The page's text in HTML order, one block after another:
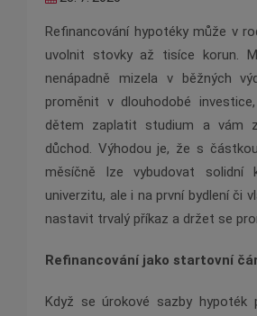
Refinancování hypotéky může v
uvolnit stovky až tisíce korun.
nenápadně mizela v běžných
proměnit v dlouhodobé
dětem zaplatit studium a vám
důchod. Výhodou je, že s
měsíčně lze vybudovat solidní
univerzitu, ale i na první bydlení či
nastavit trvalý příkaz a držet se
Refinancování jako startovní
Když se úrokové sazby hypoték